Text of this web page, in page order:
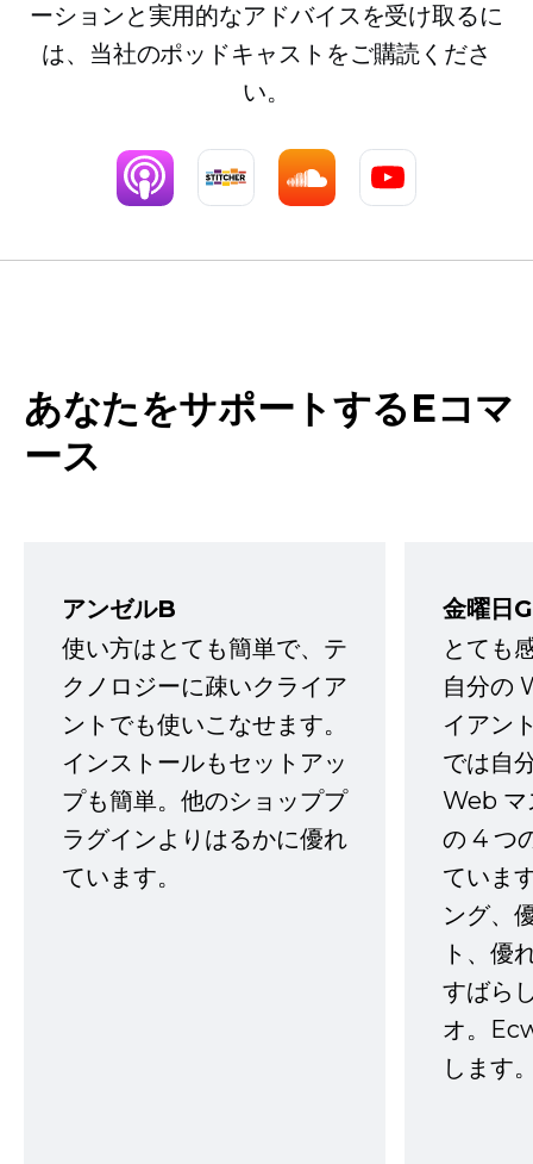
ーションと実用的なアドバイスを受け取るに
は、当社のポッドキャストをご購読くださ
い。
あなたをサポートするEコマ
ース
アンゼルB
使い方はとても簡単で、テ
クノロジーに疎いクライア
ントでも使いこなせます。
インストールもセットアッ
プも簡単。他のショッププ
ラグインよりはるかに優れ
ています。
金曜日G
とても
自分の
イアン
では自
Web マ
の 4 つ
ていま
ング、
ト、優
すばら
オ。
します